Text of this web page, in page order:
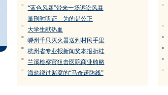
= “蓝色风暴”带来一场诉讼风暴
= 量刑时听证 为的是公正
= 大学生献热血
= 嵊州千只灭火器送到村民手里
= 杭州省专业报新闻奖本报折桂
= 兰溪检察官狙击医院商业贿赂
= 海盐绕过赌窝的“马奇诺防线”
=
=
=
=
=
=
=